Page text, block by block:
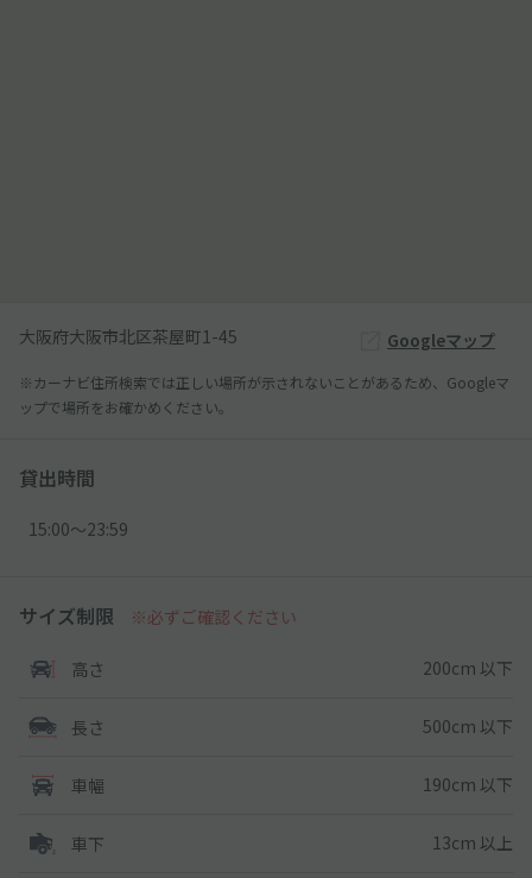
大阪府大阪市北区茶屋町1-45 Googleマップ
※カーナビ住所検索では正しい場所が示されないことがあるため、Googleマ
ップで場所をお確かめください。
貸出時間
15:00〜23:59
サイズ制限 ※必ずご確認ください
高さ 200cm 以下
長さ 500cm 以下
車幅 190cm 以下
車下 13cm 以上